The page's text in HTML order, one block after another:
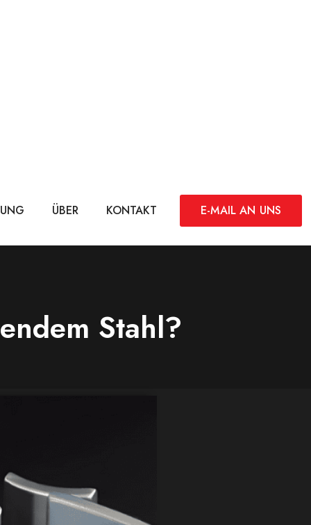
ÜBER KONTAKT E-MAIL AN UNS
Stahl?